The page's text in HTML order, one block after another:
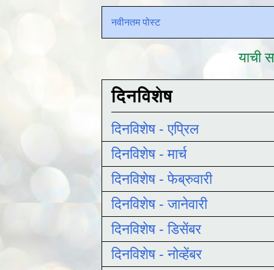
नवीनतम पोस्ट
याची
दिनविशेष
दिनविशेष - एप्रिल
दिनविशेष - मार्च
दिनविशेष - फेब्रुवारी
दिनविशेष - जानेवारी
दिनविशेष - डिसेंबर
दिनविशेष - नोव्हेंबर